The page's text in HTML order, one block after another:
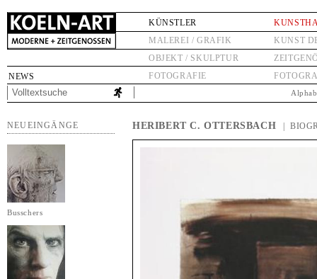
NEWS
KÜNSTLER
MALEREI / GRAFIK
OBJEKT / SKULPTUR
FOTOGRAFIE
KUNST
NEUEINGÄNGE
Busschers
HERIBERT C. OTTERSBACH |